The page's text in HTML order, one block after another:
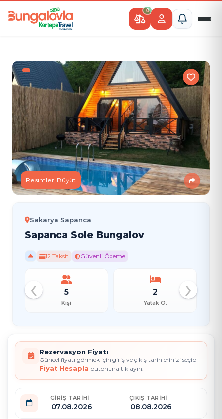
0
Resimleri Büyüt
Sakarya Sapanca
Sapanca Sole Bungalov
12 Taksit Güvenli Ödeme
5
Kişi
2
Yatak O.
‹ ›
Rezervasyon Fiyatı
Güncel fiyatı görmek için giriş ve çıkış tarihlerinizi seçip
Fiyat Hesapla butonuna tıklayın.
GIRIŞ TARIHI ÇIKIŞ TARIHI